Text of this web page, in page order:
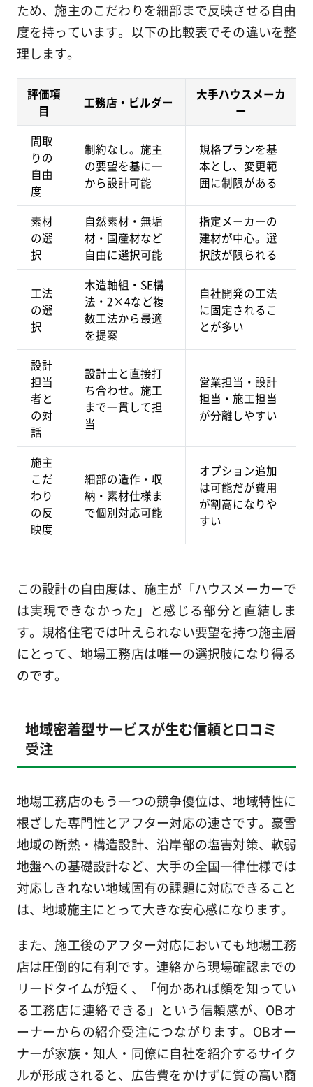
ため、施主のこだわりを細部まで反映させる自由
度を持っています。以下の比較表でその違いを整
理します。
評価項
目
工務店・ビルダー
大手ハウスメーカ
ー
間取
りの
自由
度
制約なし。施主
の要望を基に一
から設計可能
規格プランを基
本とし、変更範
囲に制限がある
素材
の選
択
自然素材・無垢
材・国産材など
自由に選択可能
指定メーカーの
建材が中心。選
択肢が限られる
工法
の選
択
木造軸組・SE構
法・2×4など複
数工法から最適
を提案
自社開発の工法
に固定されるこ
とが多い
設計
担当
者と
の対
話
設計士と直接打
ち合わせ。施工
まで一貫して担
当
営業担当・設計
担当・施工担当
が分離しやすい
施主
こだ
わり
の反
映度
細部の造作・収
納・素材仕様ま
で個別対応可能
オプション追加
は可能だが費用
が割高になりや
すい
この設計の自由度は、施主が「ハウスメーカーで
は実現できなかった」と感じる部分と直結しま
す。規格住宅では叶えられない要望を持つ施主層
にとって、地場工務店は唯一の選択肢になり得る
のです。
地域密着型サービスが生む信頼と口コミ
受注
地場工務店のもう一つの競争優位は、地域特性に
根ざした専門性とアフター対応の速さです。豪雪
地域の断熱・構造設計、沿岸部の塩害対策、軟弱
地盤への基礎設計など、大手の全国一律仕様では
対応しきれない地域固有の課題に対応できること
は、地域施主にとって大きな安心感になります。
また、施工後のアフター対応においても地場工務
店は圧倒的に有利です。連絡から現場確認までの
リードタイムが短く、「何かあれば顔を知ってい
る工務店に連絡できる」という信頼感が、OBオ
ーナーからの紹介受注につながります。OBオー
ナーが家族・知人・同僚に自社を紹介するサイク
ルが形成されると、広告費をかけずに質の高い商